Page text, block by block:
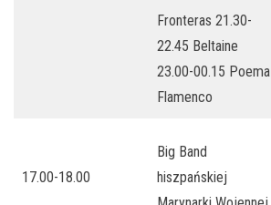
Fronteras 21.30-
22.45 Beltaine
23.00-00.15 Poema
Flamenco
17.00-18.00
Big Band
hiszpańskiej